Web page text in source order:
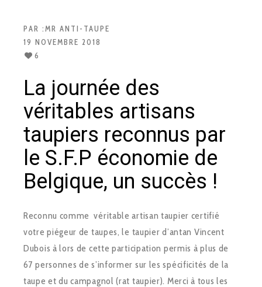
PAR :MR ANTI-TAUPE
19 NOVEMBRE 2018
6
La journée des
véritables artisans
taupiers reconnus par
le S.F.P économie de
Belgique, un succès !
Reconnu comme véritable artisan taupier certifié
votre piégeur de taupes, le taupier d’antan Vincent
Dubois à lors de cette participation permis à plus de
67 personnes de s’informer sur les spécificités de la
taupe et du campagnol (rat taupier). Merci à tous les